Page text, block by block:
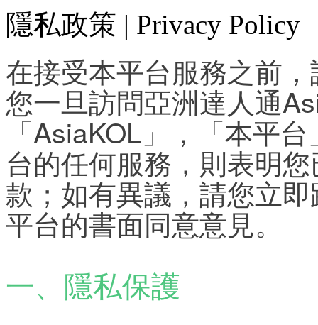
隱私政策 | Privacy Policy
在接受本平台服務之前
您一旦訪問亞洲達人通
「AsiaKOL」，「本平
台的任何服務，則表明
款；如有異議，請您立
平台的書面同意意見。
一、隱私保護